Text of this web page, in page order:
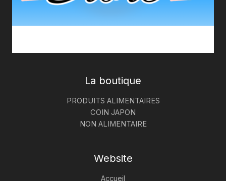
La boutique
PRODUITS ALIMENTAIRES
COIN JAPON
NON ALIMENTAIRE
Website
Accueil